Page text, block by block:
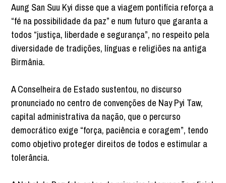
Aung San Suu Kyi disse que a viagem pontifícia reforça a
“fé na possibilidade da paz” e num futuro que garanta a
todos “justiça, liberdade e segurança”, no respeito pela
diversidade de tradições, línguas e religiões na antiga
Birmânia.
A Conselheira de Estado sustentou, no discurso
pronunciado no centro de convenções de Nay Pyi Taw,
capital administrativa da nação, que o percurso
democrático exige “força, paciência e coragem”, tendo
como objetivo proteger direitos de todos e estimular a
tolerância.